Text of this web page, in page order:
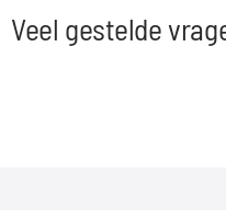
Veel gestelde